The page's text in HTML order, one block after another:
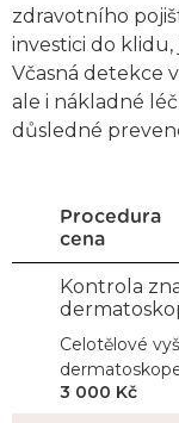
zdravotního
investici do
Včasná detekce
ale i nákladné
důsledné
Procedura
cena
Kontrola
Celotělové
3 000 Kč